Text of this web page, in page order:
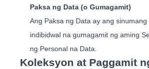
Paksa ng Data (o Gumagamit)
Ang Paksa ng Data ay ang
indibidwal na gumagamit ng aming
ng Personal na Data.
Koleksyon at Paggamit